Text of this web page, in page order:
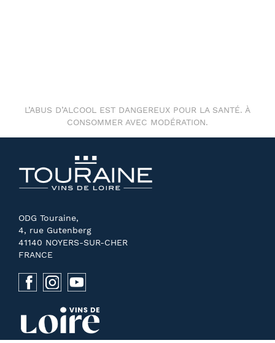
L’ABUS D’ALCOOL EST DANGEREUX POUR LA SANTÉ. À
CONSOMMER AVEC MODÉRATION.
ODG Touraine,
4, rue Gutenberg
41140 NOYERS-SUR-CHER
FRANCE